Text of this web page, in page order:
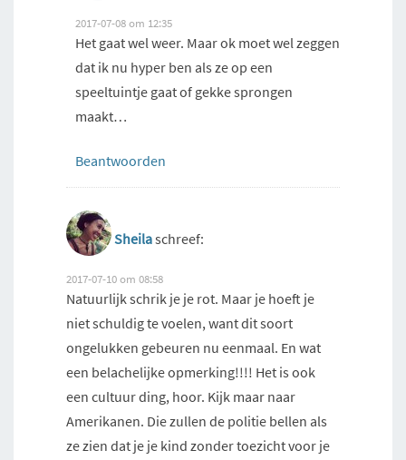
2017-07-08 om 12:35
Het gaat wel weer. Maar ok moet wel zeggen
dat ik nu hyper ben als ze op een
speeltuintje gaat of gekke sprongen
maakt…
Beantwoorden
Sheilaschreef:
2017-07-10 om 08:58
Natuurlijk schrik je je rot. Maar je hoeft je
niet schuldig te voelen, want dit soort
ongelukken gebeuren nu eenmaal. En wat
een belachelijke opmerking!!!! Het is ook
een cultuur ding, hoor. Kijk maar naar
Amerikanen. Die zullen de politie bellen als
ze zien dat je je kind zonder toezicht voor je